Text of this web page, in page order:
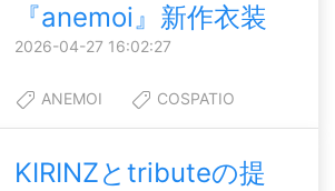
『anemoi』新作衣装
2026-04-27 16:02:27
ANEMOI COSPATIO
KIRINZとtributeの提